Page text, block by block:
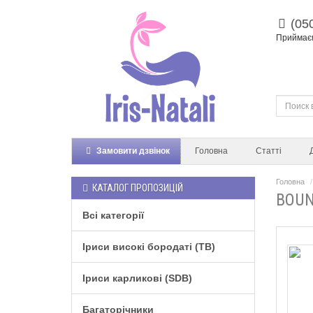
Замовити дзвінок Головна Статті
КАТАЛОГ ПРОПОЗИЦІЙ
Всі категорії
Іриси високі бородаті (TB)
Іриси карликові (SDB)
Багаторічники
Головна